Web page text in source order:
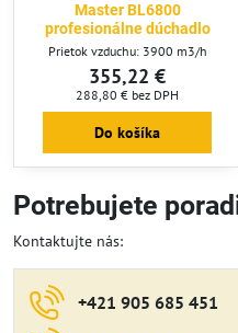
Master BL6800
profesionálne dúchadlo
Prietok vzduchu: 3900 m3/h
355,22 €
288,80 € bez DPH
Do košíka
Potrebujete
Kontaktujte nás:
+421 905 685 451